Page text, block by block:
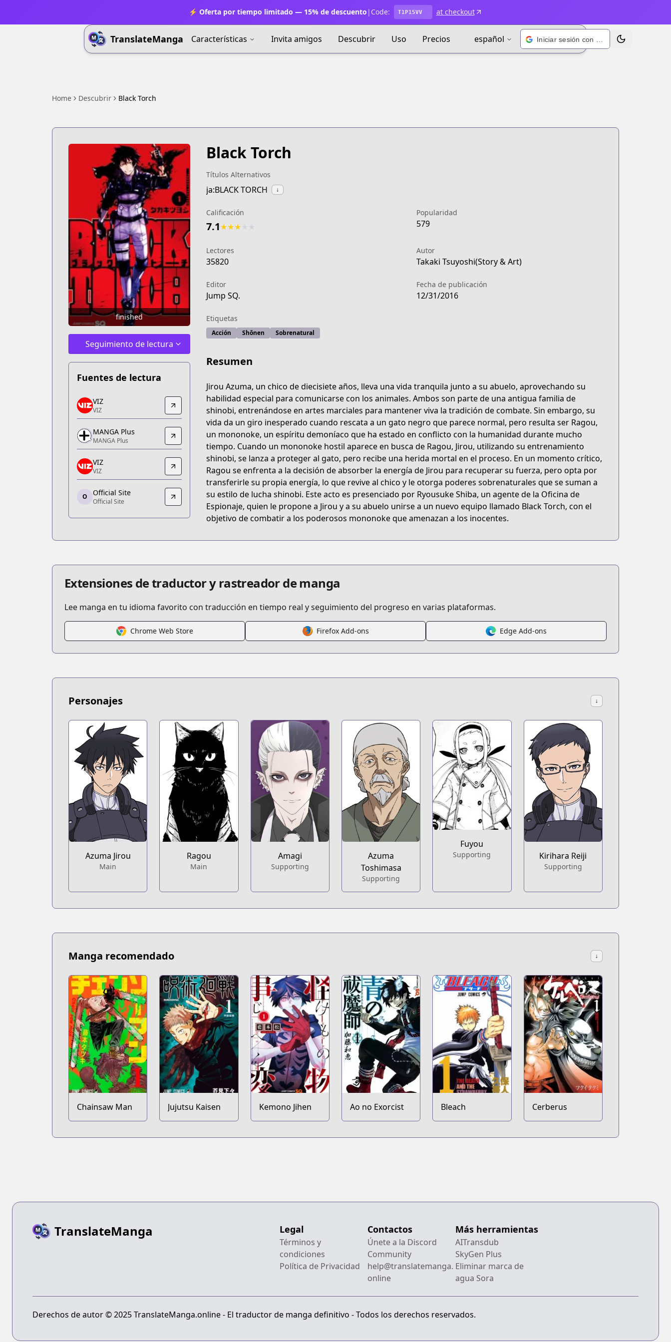
⚡ Oferta por tiempo limitado — 15% de descuento | Code: T1P15VV at checkout
TranslateManga Características Invita amigos Descubrir Uso Precios español Alternar tema
Home Descubrir Black Torch
finished
Seguimiento de lectura
Fuentes de lectura
VIZ
VIZ
https://www.viz.com/black-torch
MANGA Plus
MANGA Plus
https://mangaplus.shueisha.co.jp/titles/100521
VIZ
VIZ
https://www.viz.com/shonenjump/chapters/black-torch
Official Site
Official Site
VIZ
VIZ
MANGA Plus
MANGA Plus
VIZ
VIZ
O Official Site
Official Site
Black Torch
Títulos Alternativos
ja:BLACK TORCH ↓
Calificación
7.1★★★
Popularidad
579
Lectores
35820
Autor
Takaki Tsuyoshi(Story & Art)
Editor
Jump SQ.
Fecha de publicación
12/31/2016
Etiquetas
Acción Shōnen Sobrenatural
Resumen
Jirou Azuma, un chico de diecisiete años, lleva una vida tranquila junto a su abuelo, aprovechando su
habilidad especial para comunicarse con los animales. Ambos son parte de una antigua familia de
shinobi, entrenándose en artes marciales para mantener viva la tradición de combate. Sin embargo, su
vida da un giro inesperado cuando rescata a un gato negro que parece normal, pero resulta ser Ragou,
un mononoke, un espíritu demoníaco que ha estado en conflicto con la humanidad durante mucho
tiempo. Cuando un mononoke hostil aparece en busca de Ragou, Jirou, utilizando su entrenamiento
shinobi, se lanza a proteger al gato, pero recibe una herida mortal en el proceso. En un momento crítico,
Ragou se enfrenta a la decisión de absorber la energía de Jirou para recuperar su fuerza, pero opta por
transferirle su propia energía, lo que revive al chico y le otorga poderes sobrenaturales que se suman a
su estilo de lucha shinobi. Este acto es presenciado por Ryousuke Shiba, un agente de la Oficina de
Espionaje, quien le propone a Jirou y a su abuelo unirse a un nuevo equipo llamado Black Torch, con el
objetivo de combatir a los poderosos mononoke que amenazan a los inocentes.
Extensiones de traductor y rastreador de manga
Lee manga en tu idioma favorito con traducción en tiempo real y seguimiento del progreso en varias plataformas.
Chrome Web Store Firefox Add-ons Edge Add-ons
Personajes ↓
Azuma Jirou
Main
Ragou
Main
Amagi
Supporting
Azuma
Toshimasa
Supporting
Fuyou
Supporting Kirihara Reiji
Supporting
Manga recomendado ↓
Chainsaw Man Jujutsu Kaisen Kemono Jihen Ao no Exorcist Bleach Cerberus
TranslateManga Legal
Términos y
condiciones
Política de Privacidad
Contactos
Únete a la Discord
Community
help@translatemanga.
online
Más herramientas
AITransdub
SkyGen Plus
Eliminar marca de
agua Sora
Derechos de autor © 2025 TranslateManga.online - El traductor de manga definitivo - Todos los derechos reservados.